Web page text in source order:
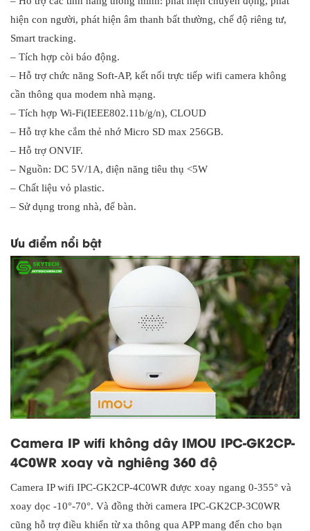
hiện con người, phát hiện âm thanh bất thường, chế độ riêng tư,
Smart tracking.
– Tích hợp còi báo động.
– Hỗ trợ chức năng Soft-AP, kết nối trực tiếp wifi camera không
cần thông qua modem nhà mạng.
– Tích hợp Wi-Fi(IEEE802.11b/g/n), CLOUD
– Hỗ trợ khe cắm thẻ nhớ Micro SD max 256GB.
– Hỗ trợ ONVIF.
– Nguồn: DC 5V/1A, điện năng tiêu thụ <5W
– Chất liệu vỏ plastic.
– Sử dụng trong nhà, để bàn.
Ưu điểm nổi bật
Camera IP wifi không dây IMOU IPC-GK2CP-
4C0WR xoay và nghiêng 360 độ
Camera IP wifi IPC-GK2CP-4C0WR được xoay ngang 0-355° và
xoay dọc -10°-70°. Và đồng thời camera IPC-GK2CP-3C0WR
cũng hỗ trợ điều khiển từ xa thông qua APP mang đến cho bạn